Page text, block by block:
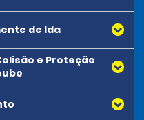
de Ida
e Proteção